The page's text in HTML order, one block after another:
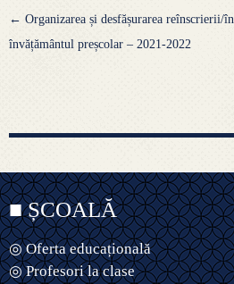
Navigare
articole
← Organizarea și desfășurarea
învățământul preșcolar – 2021-2022
■ ȘCOALĂ
◎ Oferta educațională
◎ Profesori la clase